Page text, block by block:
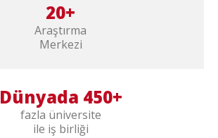
20+
Araştırma
Merkezi
Dünyada 450+
fazla üniversite
ile iş birliği